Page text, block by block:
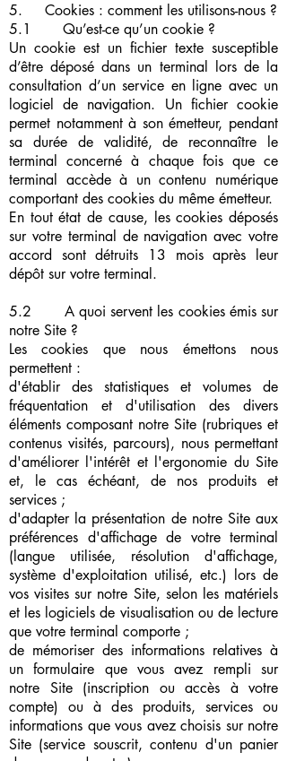
5. Cookies : comment les utilisons-nous ?
5.1 Qu’est-ce qu’un cookie ?
Un cookie est un fichier texte susceptible
d’être déposé dans un terminal lors de la
consultation d’un service en ligne avec un
logiciel de navigation. Un fichier cookie
permet notamment à son émetteur, pendant
sa durée de validité, de reconnaître le
terminal concerné à chaque fois que ce
terminal accède à un contenu numérique
comportant des cookies du même émetteur.
En tout état de cause, les cookies déposés
sur votre terminal de navigation avec votre
accord sont détruits 13 mois après leur
dépôt sur votre terminal.
5.2 A quoi servent les cookies émis sur
notre Site ?
Les cookies que nous émettons nous
permettent :
d'établir des statistiques et volumes de
fréquentation et d'utilisation des divers
éléments composant notre Site (rubriques et
contenus visités, parcours), nous permettant
d'améliorer l'intérêt et l'ergonomie du Site
et, le cas échéant, de nos produits et
services ;
d'adapter la présentation de notre Site aux
préférences d'affichage de votre terminal
(langue utilisée, résolution d'affichage,
système d'exploitation utilisé, etc.) lors de
vos visites sur notre Site, selon les matériels
et les logiciels de visualisation ou de lecture
que votre terminal comporte ;
de mémoriser des informations relatives à
un formulaire que vous avez rempli sur
notre Site (inscription ou accès à votre
compte) ou à des produits, services ou
informations que vous avez choisis sur notre
Site (service souscrit, contenu d'un panier